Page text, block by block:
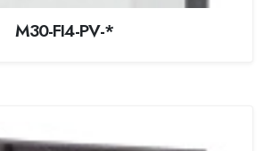
M30-FI4-PV-*